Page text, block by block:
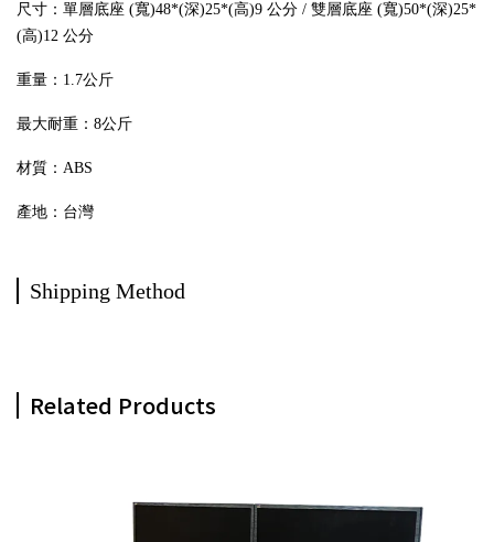
尺寸：單層底座 (寬)48*(深)25*(高)9 公分 / 雙層底座 (寬)50*(深)25*
(高)12 公分
重量：1.7公斤
最大耐重：8公斤
材質：ABS
產地：台灣
Shipping Method
Related Products